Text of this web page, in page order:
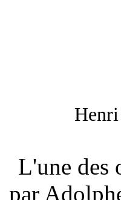
L'une des
par